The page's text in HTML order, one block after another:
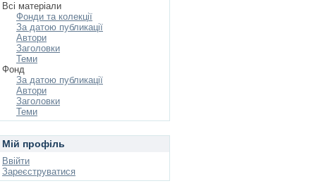
Всі матеріали
Фонди та колекції
За датою публикації
Автори
Заголовки
Теми
Фонд
За датою публикації
Автори
Заголовки
Теми
Мій профіль
Ввійти
Зареєструватися